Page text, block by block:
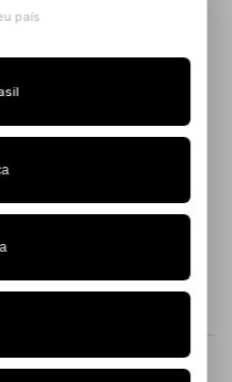
a Romário de Souza Faria
do futebol masculino.
país